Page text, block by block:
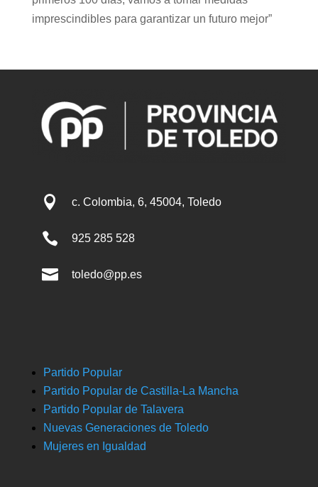
imprescindibles para garantizar un futuro mejor”
 c. Colombia, 6, 45004, Toledo
 925 285 528
 toledo@pp.es
Partido Popular
Partido Popular de Castilla-La Mancha
Partido Popular de Talavera
Nuevas Generaciones de Toledo
Mujeres en Igualdad